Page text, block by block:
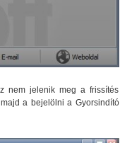
nem jelenik meg a frissítés
a bejelölni a Gyorsindító